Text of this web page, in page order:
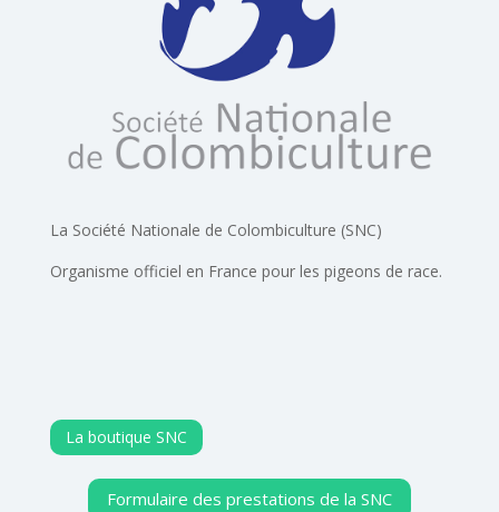
La Société Nationale de Colombiculture (SNC)
Organisme officiel en France pour les pigeons de race.
La boutique SNC
Formulaire des prestations de la SNC